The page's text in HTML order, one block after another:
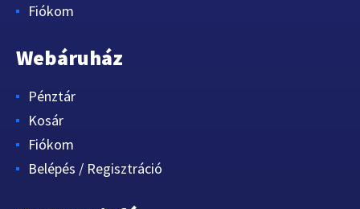
Fiókom
Webáruház
Pénztár
Kosár
Fiókom
Belépés / Regisztráció